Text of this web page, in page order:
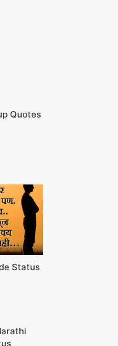
Quotes
Status